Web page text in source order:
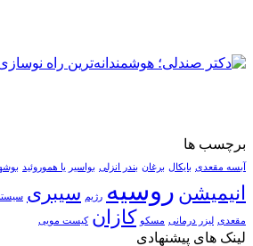
برچسب ها
آبسه مقعدی بایکال برغان بندر انزلی بواسیر یا هموروئید
انیمیشن روسیه رژیم سیبری
مقعدی لیزر درمانی مسکو کازان کیست مویی
لینک های پیشنهادی